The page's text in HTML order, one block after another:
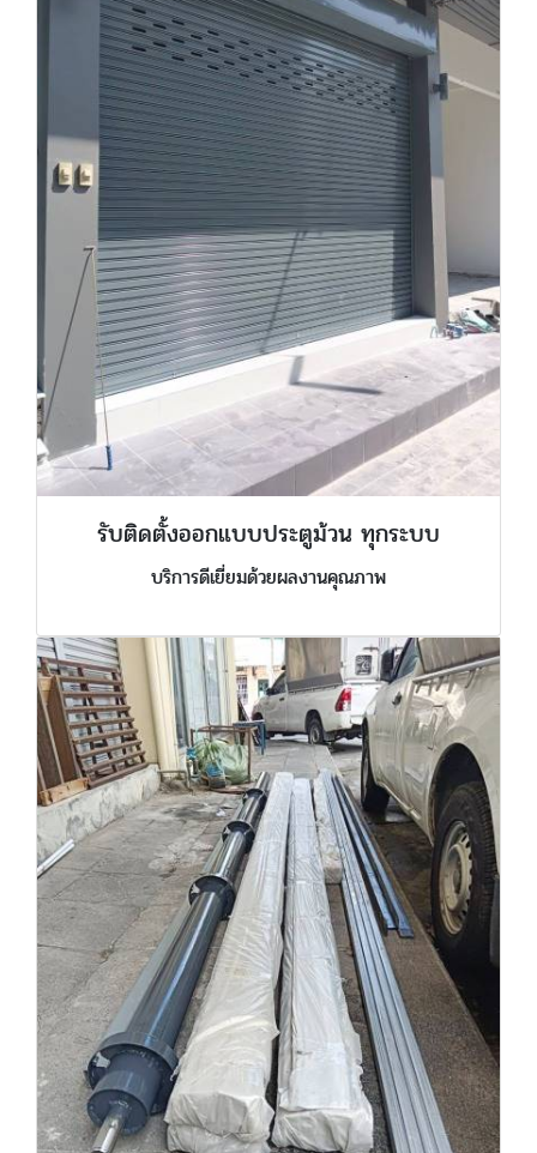
รับติดตั้งออกแบบประตูม้วน ทุกระบบ
บริการดีเยี่ยมด้วยผลงานคุณภาพ